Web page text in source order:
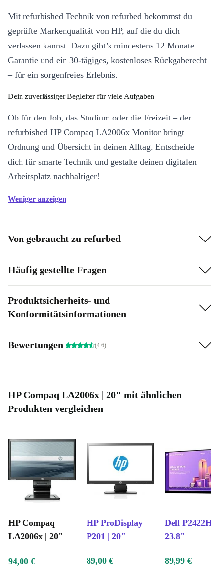
Mit refurbished Technik von refurbed bekommst du
geprüfte Markenqualität von HP, auf die du dich
verlassen kannst. Dazu gibt’s mindestens 12 Monate
Garantie und ein 30-tägiges, kostenloses Rückgaberecht
– für ein sorgenfreies Erlebnis.
Dein zuverlässiger Begleiter für viele Aufgaben
Ob für den Job, das Studium oder die Freizeit – der
refurbished HP Compaq LA2006x Monitor bringt
Ordnung und Übersicht in deinen Alltag. Entscheide
dich für smarte Technik und gestalte deinen digitalen
Arbeitsplatz nachhaltiger!
Weniger anzeigen
Von gebraucht zu refurbed
Häufig gestellte Fragen
Produktsicherheits- und
Konformitätsinformationen
Bewertungen (4.6)
HP Compaq LA2006x | 20" mit ähnlichen
Produkten vergleichen
HP Compaq
LA2006x | 20"
HP ProDisplay
P201 | 20"
Dell P2422H |
23.8"
94,00 € 89,00 € 89,99 €